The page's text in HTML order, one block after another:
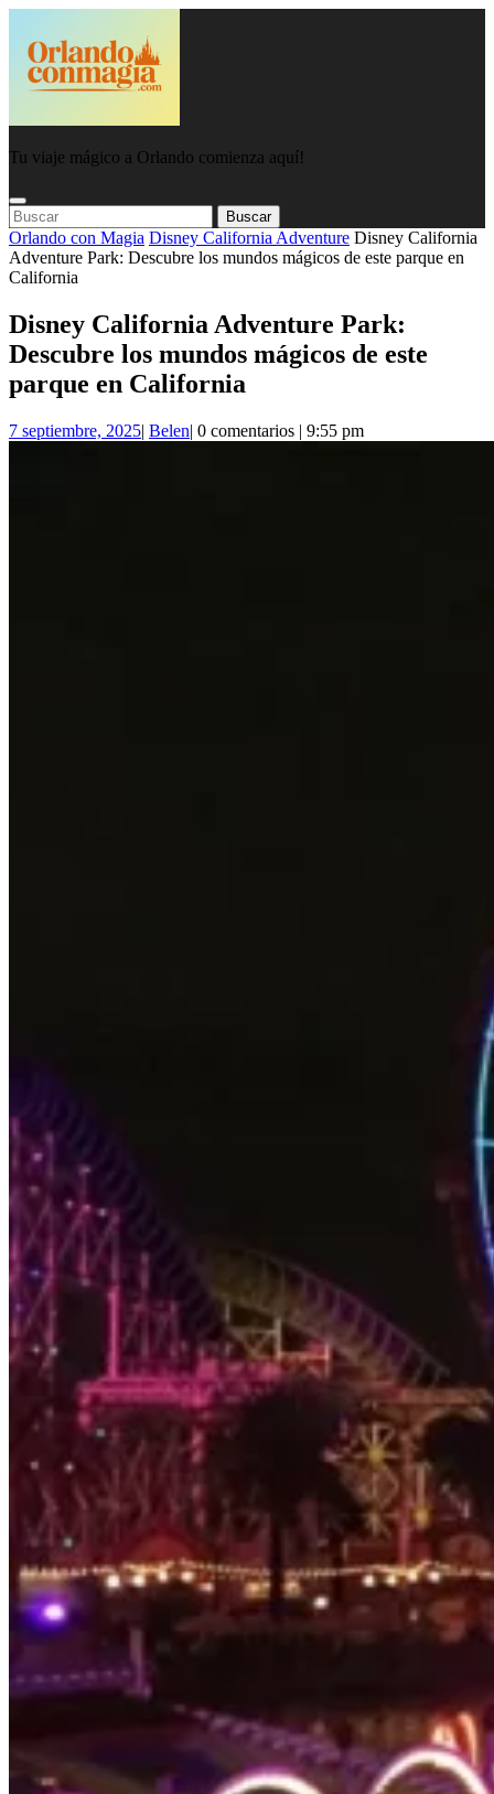
contenido
Tu viaje mágico a Orlando comienza aquí!
Botón
de
apertura
Botón
De
Cierre
Buscar:
Orlando con Magia Disney California Adventure Disney California
Adventure Park: Descubre los mundos mágicos de este parque en
California
Disney California Adventure Park:
Descubre los mundos mágicos de este
parque en California
7 septiembre, 20257| BelenBelen
| 0 comentarios | 9:55 pm